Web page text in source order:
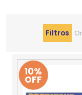
Filtros
10%
OFF